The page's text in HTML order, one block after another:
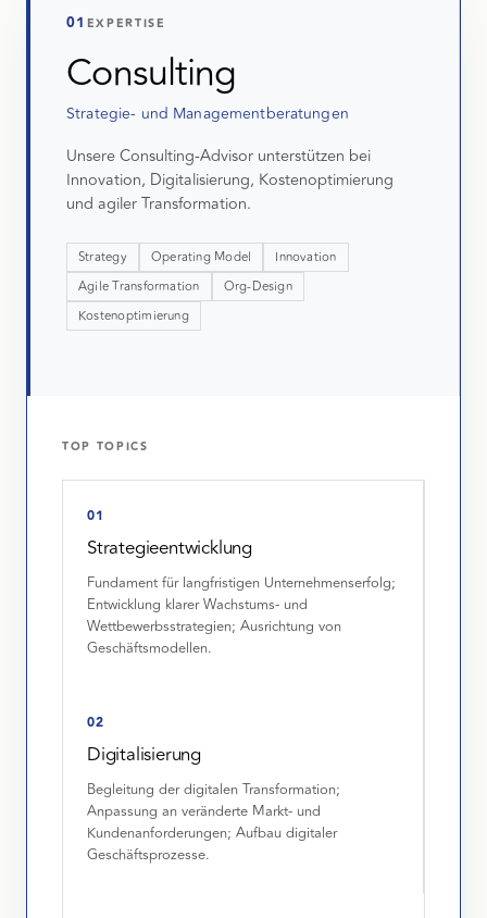
01 EXPERTISE
Consulting
Strategie- und Managementberatungen
Unsere Consulting-Advisor unterstützen bei
Innovation, Digitalisierung, Kostenoptimierung
und agiler Transformation.
Strategy Operating Model
Innovation
Agile Transformation
Org-Design
Kostenoptimierung
TOP TOPICS
01
Strategieentwicklung
Fundament für langfristigen Unternehmenserfolg;
Entwicklung klarer Wachstums- und
Wettbewerbsstrategien; Ausrichtung von
Geschäftsmodellen.
02
Digitalisierung
Begleitung der digitalen Transformation;
Anpassung an veränderte Markt- und
Kundenanforderungen; Aufbau digitaler
Geschäftsprozesse.